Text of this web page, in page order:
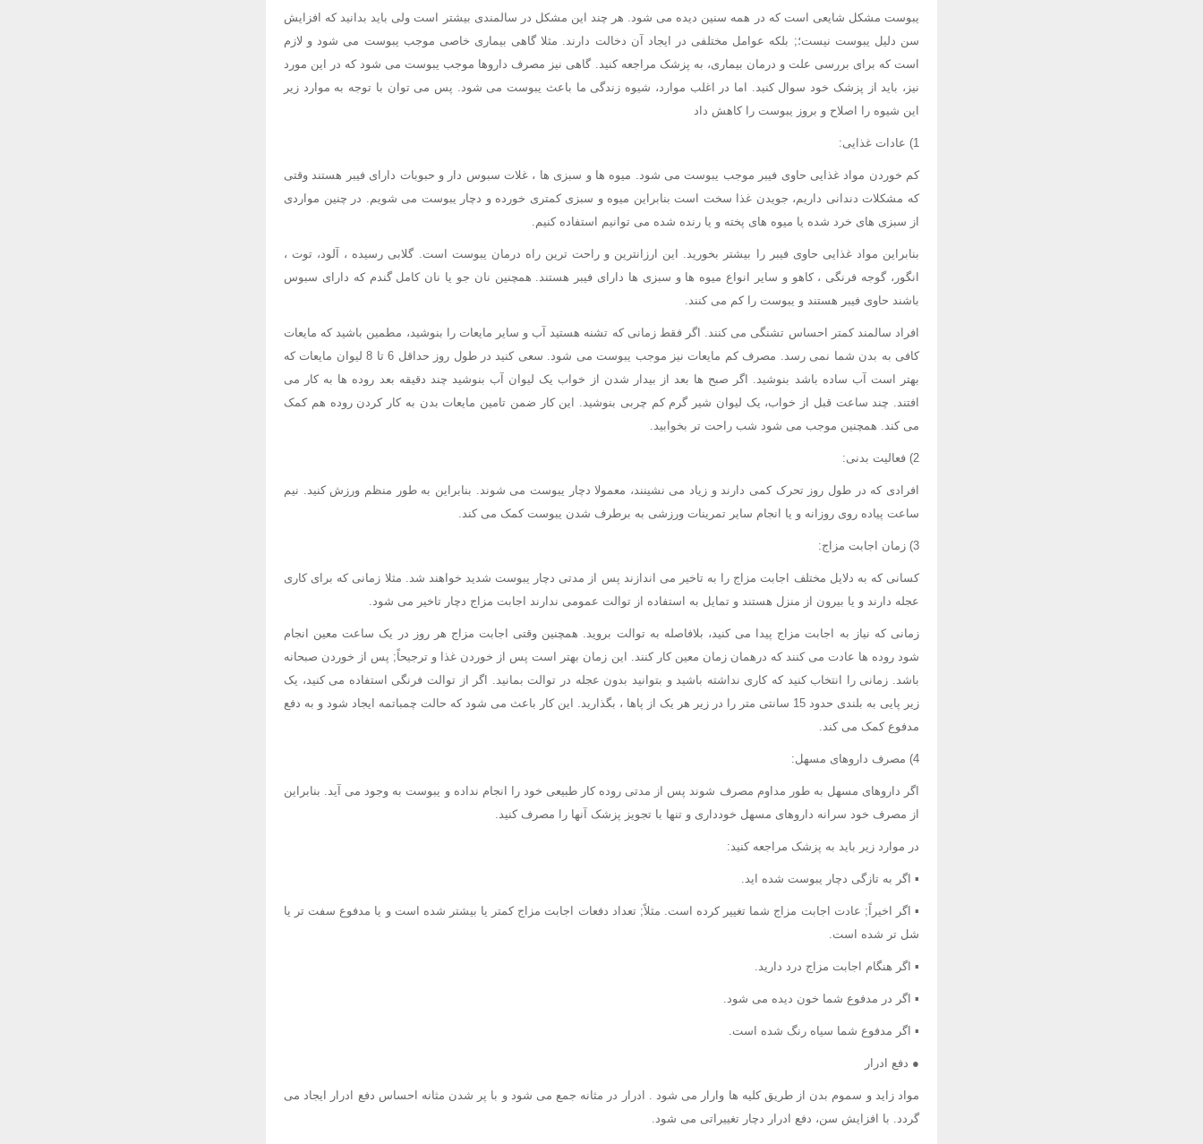
یبوست مشکل شایعی است که در همه سنین دیده می شود. هر چند این مشکل در سالمندی بیشتر است ولی باید بدانید که افزایش
سن دلیل یبوست نیست؛; بلکه عوامل مختلفی در ایجاد آن دخالت دارند. مثلا گاهی بیماری خاصی موجب یبوست می شود و لازم
است که برای بررسی علت و درمان بیماری، به پزشک مراجعه کنید. گاهی نیز مصرف داروها موجب یبوست می شود که در این مورد
نیز، باید از پزشک خود سوال کنید. اما در اغلب موارد، شیوه زندگی ما باعث یبوست می شود. پس می توان با توجه به موارد زیر
این شیوه را اصلاح و بروز یبوست را کاهش داد
1) عادات غذایی:
کم خوردن مواد غذایی حاوی فیبر موجب یبوست می شود. میوه ها و سبزی ها ، غلات سبوس دار و حبوبات دارای فیبر هستند وقتی
که مشکلات دندانی داریم، جویدن غذا سخت است بنابراین میوه و سبزی کمتری خورده و دچار یبوست می شویم. در چنین مواردی
از سبزی های خرد شده یا میوه های پخته و یا رنده شده می توانیم استفاده کنیم.
بنابراین مواد غذایی حاوی فیبر را بیشتر بخورید. این ارزانترین و راحت ترین راه درمان یبوست است. گلابی رسیده ، آلود، توت ،
انگور، گوجه فرنگی ، کاهو و سایر انواع میوه ها و سبزی ها دارای فیبر هستند. همچنین نان جو یا نان کامل گندم که دارای سبوس
باشند حاوی فیبر هستند و یبوست را کم می کنند.
افراد سالمند کمتر احساس تشنگی می کنند. اگر فقط زمانی که تشنه هستید آب و سایر مایعات را بنوشید، مطمین باشید که مایعات
کافی به بدن شما نمی رسد. مصرف کم مایعات نیز موجب یبوست می شود. سعی کنید در طول روز حداقل 6 تا 8 لیوان مایعات که
بهتر است آب ساده باشد بنوشید. اگر صبح ها بعد از بیدار شدن از خواب یک لیوان آب بنوشید چند دقیقه بعد روده ها به کار می
افتند. چند ساعت قبل از خواب، یک لیوان شیر گرم کم چربی بنوشید. این کار ضمن تامین مایعات بدن به کار کردن روده هم کمک
می کند. همچنین موجب می شود شب راحت تر بخوابید.
2) فعالیت بدنی:
افرادی که در طول روز تحرک کمی دارند و زیاد می نشینند، معمولا دچار یبوست می شوند. بنابراین به طور منظم ورزش کنید. نیم
ساعت پیاده روی روزانه و یا انجام سایر تمرینات ورزشی به برطرف شدن یبوست کمک می کند.
3) زمان اجابت مزاج:
کسانی که به دلایل مختلف اجابت مزاج را به تاخیر می اندازند پس از مدتی دچار یبوست شدید خواهند شد. مثلا زمانی که برای کاری
عجله دارند و یا بیرون از منزل هستند و تمایل به استفاده از توالت عمومی ندارند اجابت مزاج دچار تاخیر می شود.
زمانی که نیاز به اجابت مزاج پیدا می کنید، بلافاصله به توالت بروید. همچنین وقتی اجابت مزاج هر روز در یک ساعت معین انجام
شود روده ها عادت می کنند که درهمان زمان معین کار کنند. این زمان بهتر است پس از خوردن غذا و ترجیحاً; پس از خوردن صبحانه
باشد. زمانی را انتخاب کنید که کاری نداشته باشید و بتوانید بدون عجله در توالت بمانید. اگر از توالت فرنگی استفاده می کنید، یک
زیر پایی به بلندی حدود 15 سانتی متر را در زیر هر یک از پاها ، بگذارید. این کار باعث می شود که حالت چمباتمه ایجاد شود و به دفع
مدفوع کمک می کند.
4) مصرف داروهای مسهل:
اگر داروهای مسهل به طور مداوم مصرف شوند پس از مدتی روده کار طبیعی خود را انجام نداده و یبوست به وجود می آید. بنابراین
از مصرف خود سرانه داروهای مسهل خودداری و تنها با تجویز پزشک آنها را مصرف کنید.
در موارد زیر باید به پزشک مراجعه کنید:
▪ اگر به تازگی دچار یبوست شده اید.
▪ اگر اخیراً; عادت اجابت مزاج شما تغییر کرده است. مثلاً; تعداد دفعات اجابت مزاج کمتر یا بیشتر شده است و یا مدفوع سفت تر یا
شل تر شده است.
▪ اگر هنگام اجابت مزاج درد دارید.
▪ اگر در مدفوع شما خون دیده می شود.
▪ اگر مدفوع شما سیاه رنگ شده است.
● دفع ادرار
مواد زاید و سموم بدن از طریق کلیه ها وارار می شود . ادرار در مثانه جمع می شود و با پر شدن مثانه احساس دفع ادرار ایجاد می
گردد. با افزایش سن، دفع ادرار دچار تغییراتی می شود.